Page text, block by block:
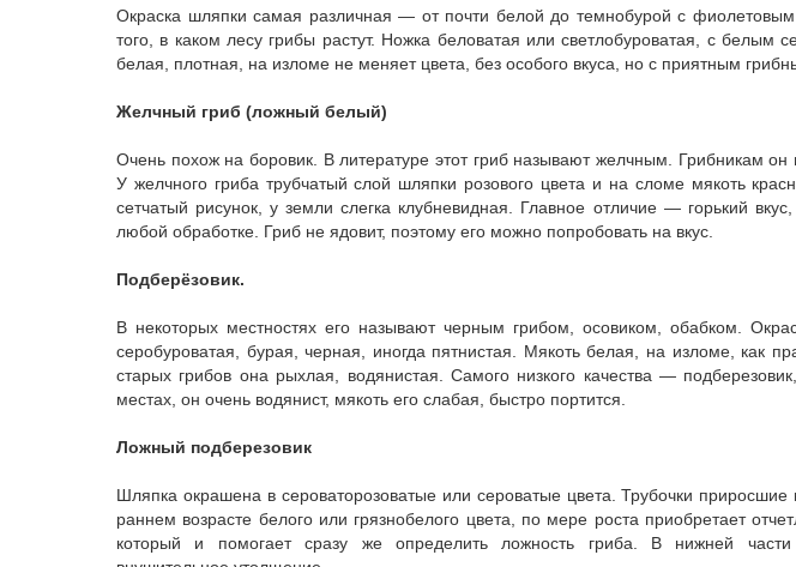
Окраска шляпки самая различная — от почти белой до темно­бурой с фиолетовым
того, в каком лесу грибы растут. Ножка беловатая или светло­буроватая, с белым
белая, плотная, на изломе не меняет цвета, без особого вкуса, но с приятным
Желчный гриб (ложный белый)
Очень похож на боровик. В литературе этот гриб называют желчным. Грибникам он
У желчного гриба трубчатый слой шляпки розового цвета и на сломе мякоть
сетчатый рисунок, у земли слегка клубневидная. Главное отличие — горький
любой обработке. Гриб не ядовит, поэтому его можно попробовать на вкус.
Подберёзовик.
В некоторых местностях его называют черным грибом, осовиком, обабком.
серо­буроватая, бурая, черная, иногда пятнистая. Мякоть белая, на изломе, как
старых грибов она рыхлая, водянистая. Самого низкого качества —
местах, он очень водянист, мякоть его слабая, быстро портится.
Ложный подберезовик
Шляпка окрашена в серовато­розоватые или сероватые цвета. Трубочки приросшие
раннем возрасте белого или грязно­белого цвета, по мере роста приобретает
который и помогает сразу же определить ложность гриба. В нижней